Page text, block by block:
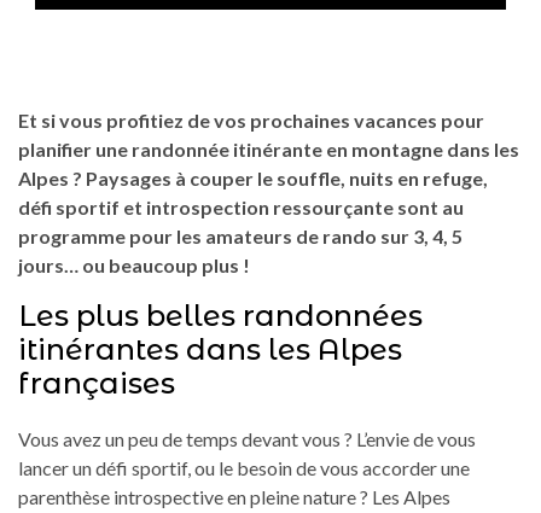
Et si vous profitiez de vos prochaines vacances pour
planifier une randonnée itinérante en montagne dans les
Alpes ? Paysages à couper le souffle, nuits en refuge,
défi sportif et introspection ressourçante sont au
programme pour les amateurs de rando sur 3, 4, 5
jours… ou beaucoup plus !
Les plus belles randonnées
itinérantes dans les Alpes
françaises
Vous avez un peu de temps devant vous ? L’envie de vous
lancer un défi sportif, ou le besoin de vous accorder une
parenthèse introspective en pleine nature ? Les Alpes